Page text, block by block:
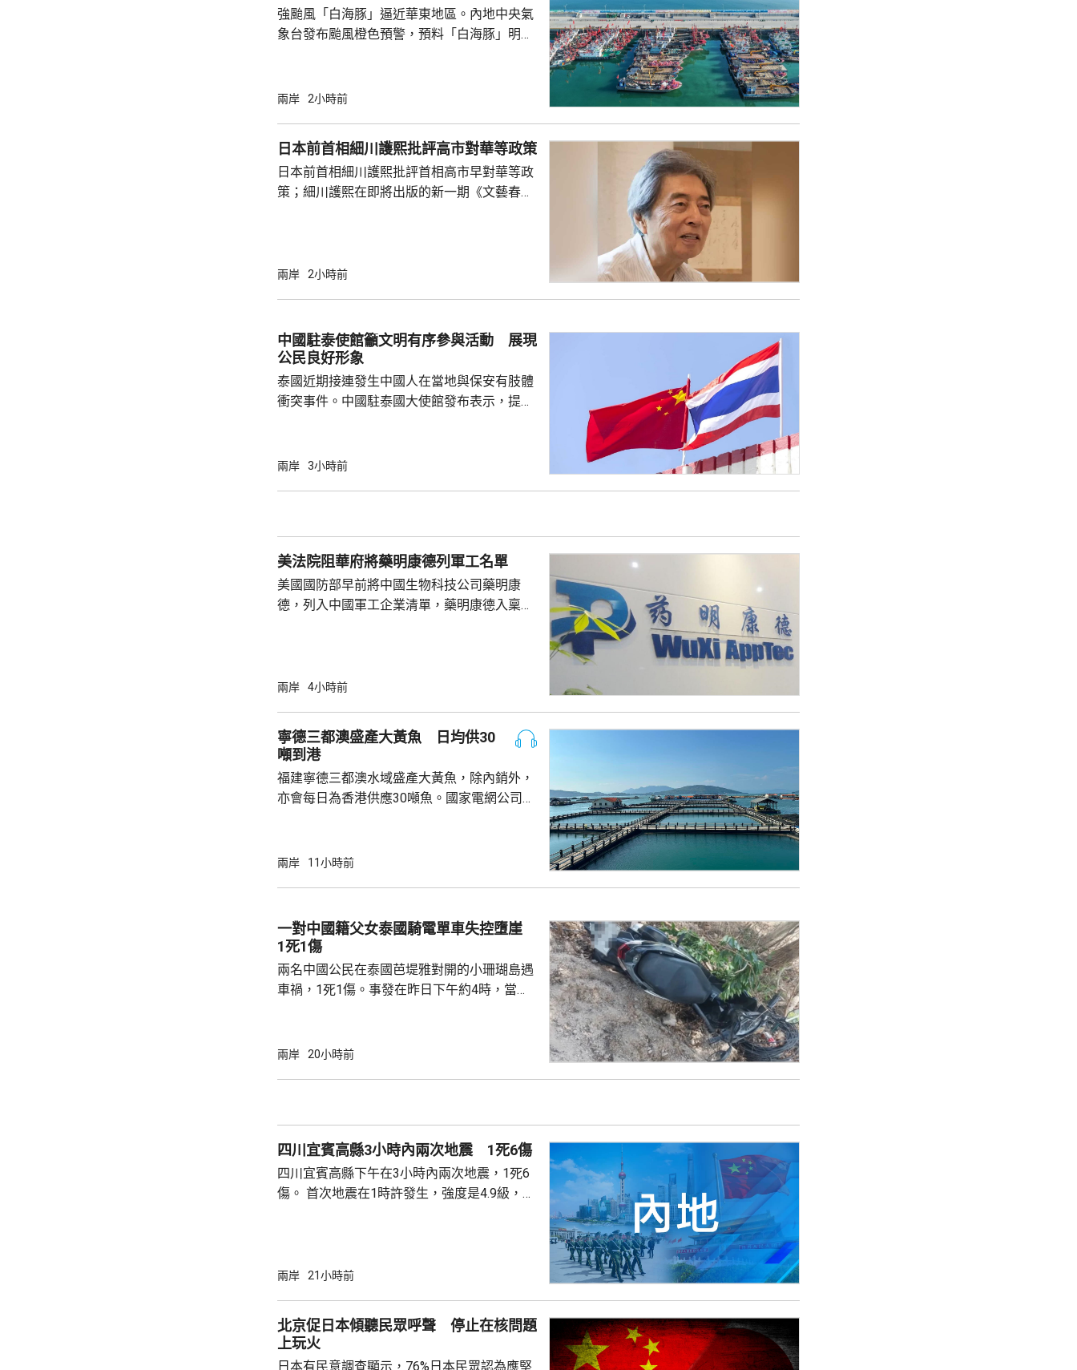
強颱風「白海豚」逼近華東地區。內地中央氣
象台發布颱風橙色預警，預料「白海豚」明晚
級，陣風15至17級；浙江、上海、江蘇等地，
區仍有暴雨，部分地區累計雨量可達200至
400毫米，浙江東部局部更將超過600毫米。
上海市氣象台指，「白海豚...
兩岸 2小時前
日本前首相細川護熙批評高市對華等政策
日本前首相細川護熙批評首相高市早對華等政
策；細川護熙在即將出版的新一期《文藝春
施，打破僵局，難免被批評是不負責任。他認
方面，看不出有什麼戰略。 對於上月國會通過
修改後的新版《皇室典範》，細川批評是執...
兩岸 2小時前
中國駐泰使館籲文明有序參與活動 展現
公民良好形象
泰國近期接連發生中國人在當地與保安有肢體
衝突事件。中國駐泰國大使館發布表示，提醒
定，文明旅遊、禮貌待人，展現中國公民良好
場、拍攝、攜帶物品等要求，如發生糾紛或合
法權益受到侵害，應保持冷靜，依法理性維...
兩岸 3小時前
美法院阻華府將藥明康德列軍工名單
美國國防部早前將中國生物科技公司藥明康
德，列入中國軍工企業清單，藥明康德入稟法
決表示歡迎，認為此舉減輕公司被列入名單所
後，事實終將不辯自明。 美國國防部6月將阿
里巴巴、百度及比亞迪等中國企業，列為支援
中國軍方的實體，多間被列入名單的公司事...
兩岸 4小時前
寧德三都澳盛產大黃魚 日均供30
噸到港
福建寧德三都澳水域盛產大黃魚，除內銷外，
亦會每日為香港供應30噸魚。國家電網公司就
萬 要求研發大黃魚人工繁殖技術 福建位於中
的港灣，其中6個是深水港，包括廈門港和三
都澳等。 在三都澳，有漁民看中當地水質、水
兩岸 11小時前
一對中國籍父女泰國騎電單車失控墮崖
1死1傷
兩名中國公民在泰國芭堤雅對開的小珊瑚島遇
車禍，1死1傷。事發在昨日下午約4時，當地
歲父親當場死亡，年約30歲的女兒受傷送院救
者，妥善保存死者遺體。使館已聯繫死者在國
內的親屬，將為家屬在泰國善後提...
兩岸 20小時前
四川宜賓高縣3小時內兩次地震 1死6傷
四川宜賓高縣下午在3小時內兩次地震，1死6
傷。 首次地震在1時許發生，強度是4.9級，4
部緊急調集17支救援力量合共180多人救災。
運行正常。 當局指，抗震救災各項工作正在緊
張有序進行，當地社會秩序穩定。
兩岸 21小時前
北京促日本傾聽民眾呼聲 停止在核問題
上玩火
日本有民意調查顯示，76%日本民眾認為應堅